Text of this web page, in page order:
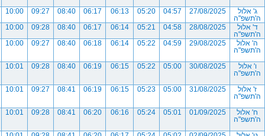
ג' אלול
ה'תשפ"ה
27/08/2025
04:57
05:20
06:13
06:17
08:40
09:27
10:00
ד' אלול
ה'תשפ"ה
28/08/2025
04:58
05:21
06:14
06:17
08:40
09:28
10:00
ה' אלול
ה'תשפ"ה
29/08/2025
04:59
05:22
06:14
06:18
08:40
09:27
10:00
ו' אלול
ה'תשפ"ה
30/08/2025
05:00
05:22
06:15
06:19
08:40
09:28
10:01
ז' אלול
ה'תשפ"ה
31/08/2025
05:00
05:23
06:15
06:19
08:41
09:27
10:01
ח' אלול
ה'תשפ"ה
01/09/2025
05:01
05:24
06:16
06:20
08:41
09:28
10:01